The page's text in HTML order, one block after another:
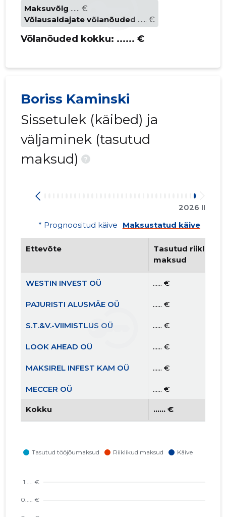
Maksuvõlg ...... €
Võlausaldajate võlanõuded ...... €
Võlanõuded kokku: ...... €
Boriss Kaminski
Sissetulek (käibed) ja
väljaminek (tasutud
maksud)
?
2026 II
* Prognoositud käive
Maksustatud käive
Ettevõte
Tasutud riiklikud
maksud
WESTIN INVEST OÜ ...... €
PAJURISTI ALUSMÄE OÜ ...... €
S.T.&V.-VIIMISTLUS OÜ ...... €
LOOK AHEAD OÜ ...... €
MAKSIREL INFEST KAM OÜ ...... €
MECCER OÜ ...... €
TREFTONPROF OÜ ...... €
VIKLINK OÜ ...... €
Kokku ...... €